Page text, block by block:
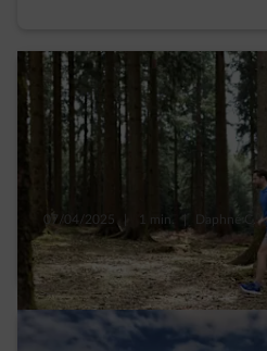
07/04/2025 1 min. | Daphné C.
10 tips om